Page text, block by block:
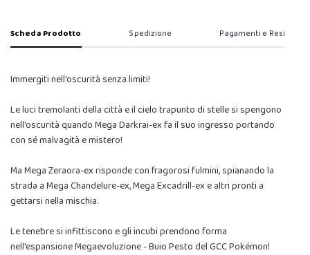
Scheda Prodotto Spedizione Pagamenti e Resi
Immergiti nell'oscurità senza limiti!
Le luci tremolanti della città e il cielo trapunto di stelle si spengono
nell'oscurità quando Mega Darkrai-ex fa il suo ingresso portando
con sé malvagità e mistero!
Ma Mega Zeraora-ex risponde con fragorosi fulmini, spianando la
strada a Mega Chandelure-ex, Mega Excadrill-ex e altri pronti a
gettarsi nella mischia.
Le tenebre si infittiscono e gli incubi prendono forma
nell'espansione Megaevoluzione - Buio Pesto del GCC Pokémon!